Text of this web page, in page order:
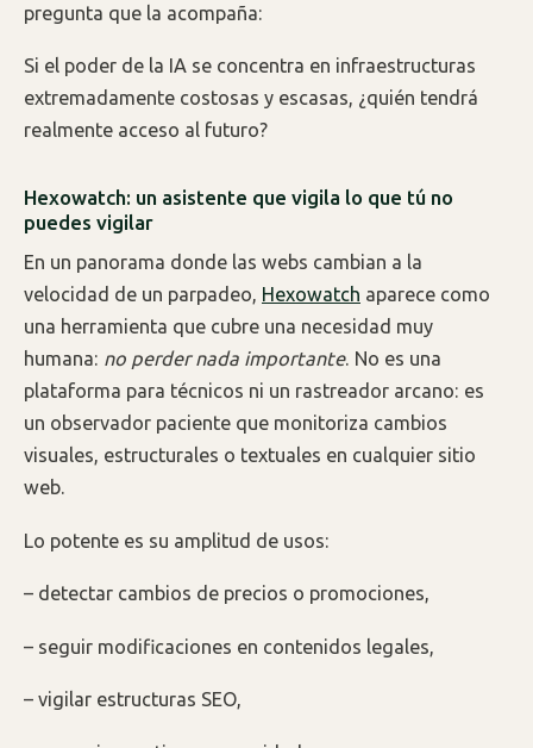
pregunta que la acompaña:
Si el poder de la IA se concentra en infraestructuras
extremadamente costosas y escasas, ¿quién tendrá
realmente acceso al futuro?
Hexowatch: un asistente que vigila lo que tú no
puedes vigilar
En un panorama donde las webs cambian a la
velocidad de un parpadeo, Hexowatch aparece como
una herramienta que cubre una necesidad muy
humana: no perder nada importante. No es una
plataforma para técnicos ni un rastreador arcano: es
un observador paciente que monitoriza cambios
visuales, estructurales o textuales en cualquier sitio
web.
Lo potente es su amplitud de usos:
– detectar cambios de precios o promociones,
– seguir modificaciones en contenidos legales,
– vigilar estructuras SEO,